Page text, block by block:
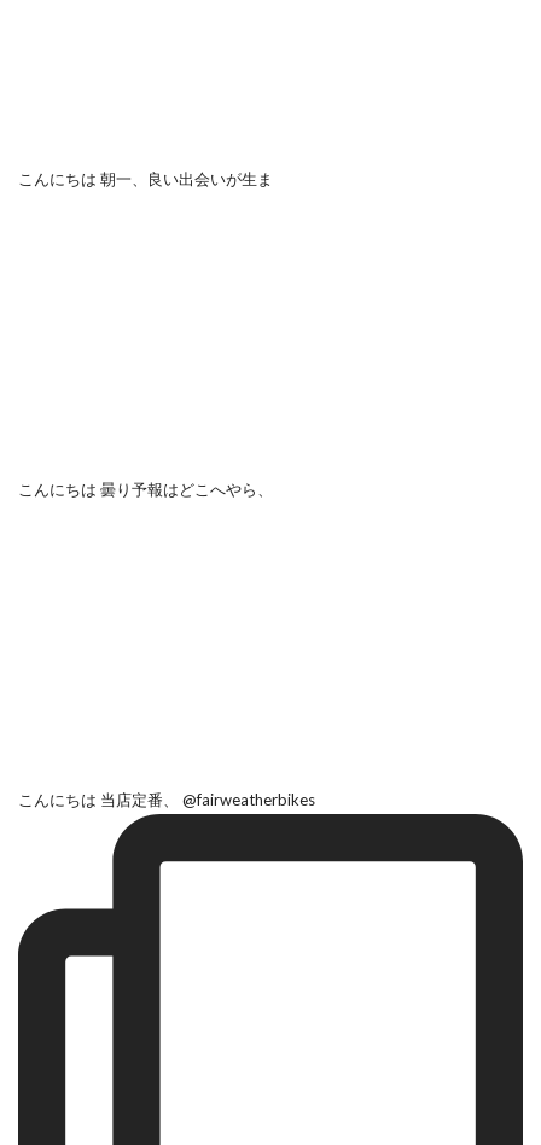
こんにちは 朝一、良い出会いが生ま
こんにちは 曇り予報はどこへやら、
こんにちは 当店定番、 @fairweatherbikes